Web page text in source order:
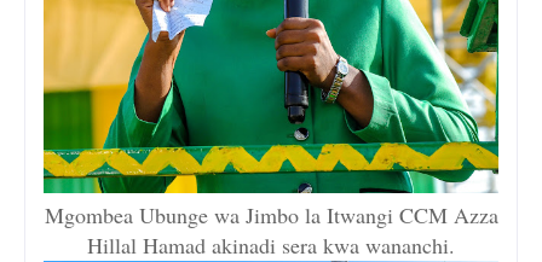
Mgombea Ubunge wa Jimbo la Itwangi CCM Azza
Hillal Hamad akinadi sera kwa wananchi.